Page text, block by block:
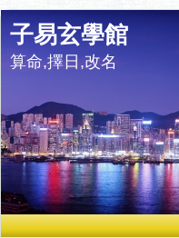
子易玄學館
算命,擇日,改名